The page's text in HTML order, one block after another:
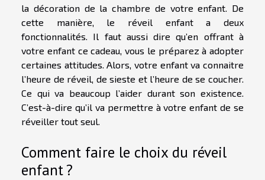
la décoration de la chambre de votre enfant. De
cette manière, le réveil enfant a deux
fonctionnalités. Il faut aussi dire qu’en offrant à
votre enfant ce cadeau, vous le préparez à adopter
certaines attitudes. Alors, votre enfant va connaitre
l’heure de réveil, de sieste et l’heure de se coucher.
Ce qui va beaucoup l’aider durant son existence.
C’est-à-dire qu’il va permettre à votre enfant de se
réveiller tout seul.
Comment faire le choix du réveil
enfant ?